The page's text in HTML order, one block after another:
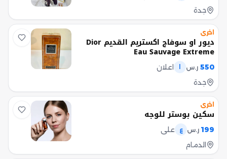
جدة
اخرى
ديور او سوفاج اكستريم القديم Dior
Eau Sauvage Extreme
550 ر.س
اعلان
جدة
اخرى
سكين بوستر للوجه
199 ر.س ع
علي
الدمام